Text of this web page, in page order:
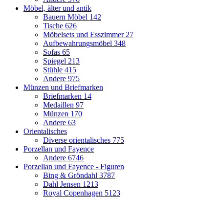
Möbel, älter und antik
Bauern Möbel 142
Tische 626
Möbelsets und Esszimmer 27
Aufbewahrungsmöbel 348
Sofas 65
Spiegel 213
Stühle 415
Andere 975
Münzen und Briefmarken
Briefmarken 14
Medaillen 97
Münzen 170
Andere 63
Orientalisches
Diverse orientalisches 775
Porzellan und Fayence
Andere 6746
Porzellan und Fayence - Figuren
Bing & Gröndahl 3787
Dahl Jensen 1213
Royal Copenhagen 5123